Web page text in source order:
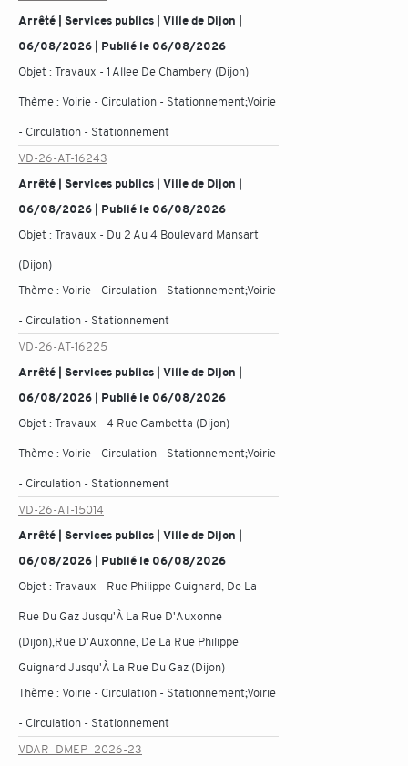
Arrêté | Services publics | Ville de Dijon |
06/08/2026 | Publié le 06/08/2026
Objet :Travaux - 1 Allee De Chambery (Dijon)
Thème :Voirie - Circulation - Stationnement;Voirie
- Circulation - Stationnement
VD-26-AT-16243
Arrêté | Services publics | Ville de Dijon |
06/08/2026 | Publié le 06/08/2026
Objet :Travaux - Du 2 Au 4 Boulevard Mansart
(Dijon)
Thème :Voirie - Circulation - Stationnement;Voirie
- Circulation - Stationnement
VD-26-AT-16225
Arrêté | Services publics | Ville de Dijon |
06/08/2026 | Publié le 06/08/2026
Objet :Travaux - 4 Rue Gambetta (Dijon)
Thème :Voirie - Circulation - Stationnement;Voirie
- Circulation - Stationnement
VD-26-AT-15014
Arrêté | Services publics | Ville de Dijon |
06/08/2026 | Publié le 06/08/2026
Objet :Travaux - Rue Philippe Guignard, De La
Rue Du Gaz Jusqu'À La Rue D'Auxonne
(Dijon),Rue D'Auxonne, De La Rue Philippe
Guignard Jusqu'À La Rue Du Gaz (Dijon)
Thème :Voirie - Circulation - Stationnement;Voirie
- Circulation - Stationnement
VDAR_DMEP_2026-23